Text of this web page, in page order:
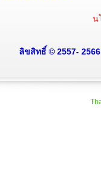
น
ลิขสิทธิ์ © 2557-